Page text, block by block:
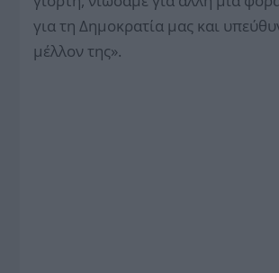
για τη Δημοκρατία μας και
μέλλον της».